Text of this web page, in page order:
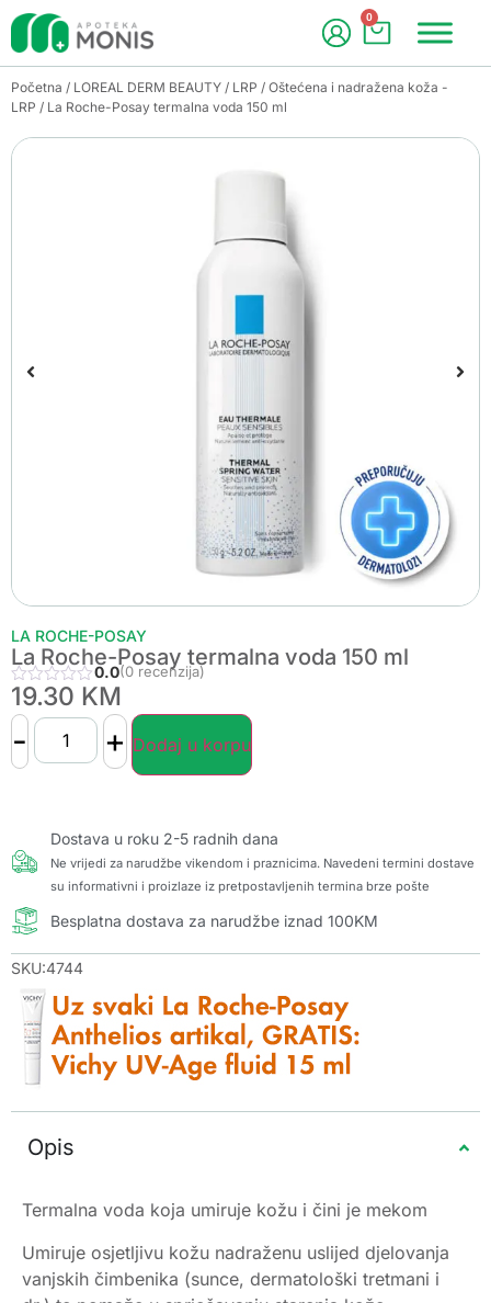
0
Početna / LOREAL DERM BEAUTY / LRP / Oštećena i nadražena koža -
LRP / La Roche-Posay termalna voda 150 ml
LA ROCHE-POSAY
La Roche-Posay termalna voda 150 ml
0.0(0 recenzija)
19.30 KM
- + Dodaj u korpu
Dostava u roku 2-5 radnih dana
Ne vrijedi za narudžbe vikendom i praznicima. Navedeni termini dostave
su informativni i proizlaze iz pretpostavljenih termina brze pošte
Besplatna dostava za narudžbe iznad 100KM
SKU:4744
Opis
Termalna voda koja umiruje kožu i čini je mekom
Umiruje osjetljivu kožu nadraženu uslijed djelovanja
vanjskih čimbenika (sunce, dermatološki tretmani i